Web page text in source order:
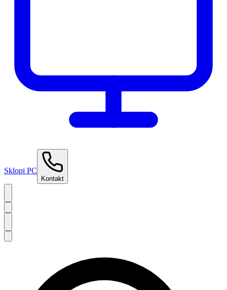
Sklopi PC
Kontakt